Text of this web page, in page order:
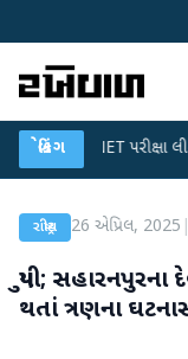
બ્રેકિંગ
NET પરીક્ષા લીકના
રાષ્ટ્રીય 26 એપ્રિલ, 2025
યુપી; સહારનપુરના
થતાં ત્રણના